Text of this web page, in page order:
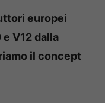
europei
V12 dalla
il concept